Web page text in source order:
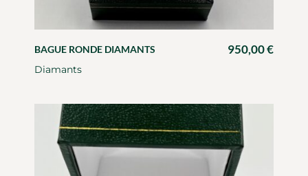
BAGUE RONDE DIAMANTS 950,00€
Diamants